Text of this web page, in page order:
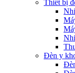
Thiết bị
Đèn y